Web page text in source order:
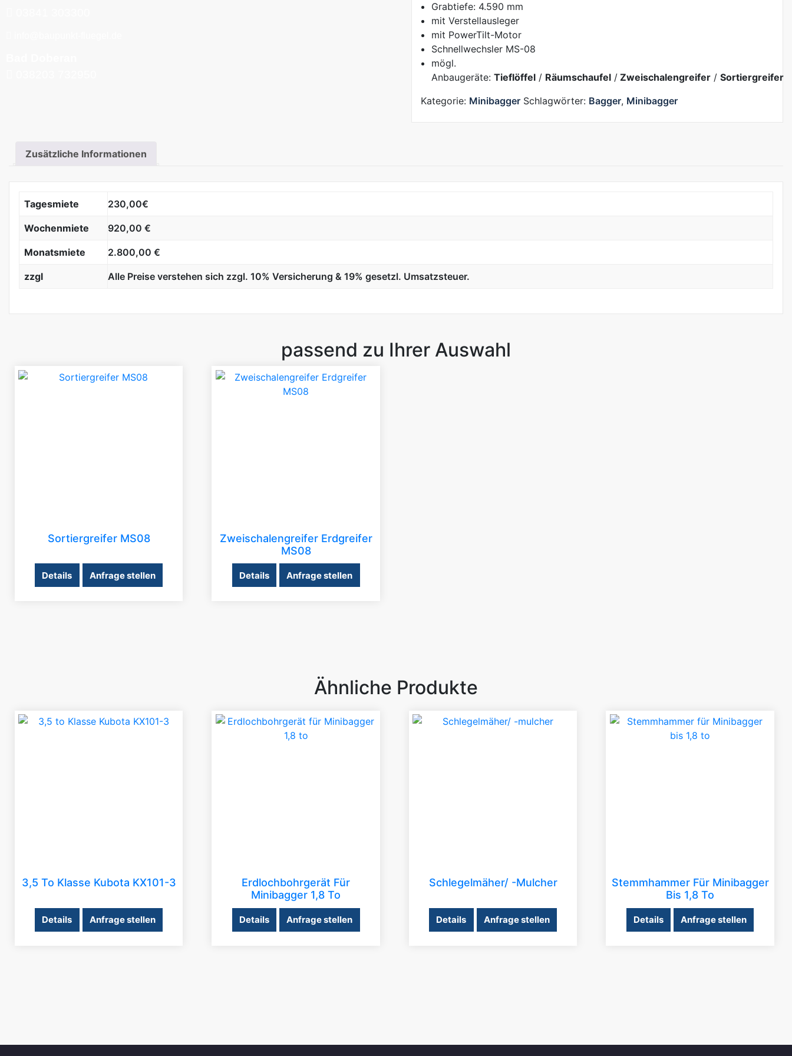
Grabtiefe: 4.590 mm
mit Verstellausleger
mit PowerTilt-Motor
Schnellwechsler MS-08
mögl.
Anbaugeräte: Tieflöffel/ Räumschaufel/Zweischalengreifer/ Sortiergreifer
Kategorie: Minibagger Schlagwörter: Bagger, Minibagger
Zusätzliche Informationen
Tagesmiete 230,00€
Wochenmiete 920,00 €
Monatsmiete 2.800,00 €
zzgl Alle Preise verstehen sich zzgl. 10% Versicherung & 19% gesetzl. Umsatzsteuer.
passend zu Ihrer Auswahl
Sortiergreifer MS08
Details Anfrage stellen
Zweischalengreifer Erdgreifer
MS08
Details Anfrage stellen
Ähnliche Produkte
3,5 To Klasse Kubota KX101-3
Details Anfrage stellen
Erdlochbohrgerät Für
Minibagger 1,8 To
Details Anfrage stellen
Schlegelmäher/ -mulcher
Details Anfrage stellen
Stemmhammer Für Minibagger
Bis 1,8 To
Details Anfrage stellen